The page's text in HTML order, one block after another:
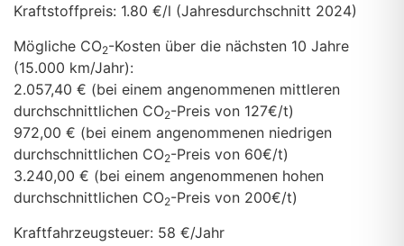
Kraftstoffpreis: 1.80 €/l (Jahresdurchschnitt 2024)
Mögliche CO2-Kosten über die nächsten 10 Jahre
(15.000 km/Jahr):
2.057,40 € (bei einem angenommenen mittleren
durchschnittlichen CO2-Preis von 127€/t)
972,00 € (bei einem angenommenen niedrigen
durchschnittlichen CO2-Preis von 60€/t)
3.240,00 € (bei einem angenommenen hohen
durchschnittlichen CO2-Preis von 200€/t)
Kraftfahrzeugsteuer: 58 €/Jahr